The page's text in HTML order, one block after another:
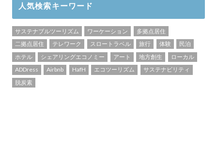
人気検索キーワード
サステナブルツーリズム ワーケーション
多拠点居住
二拠点居住
テレワーク スロートラベル 旅行 体験
民泊
ホテル
シェアリングエコノミー アート 地方創生
ローカル
ADDress
Airbnb HafH エコツーリズム
サステナビリティ
脱炭素